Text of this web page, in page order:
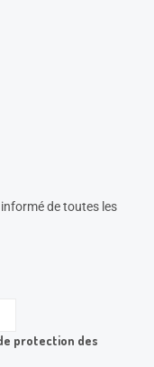
de toutes les
protection des